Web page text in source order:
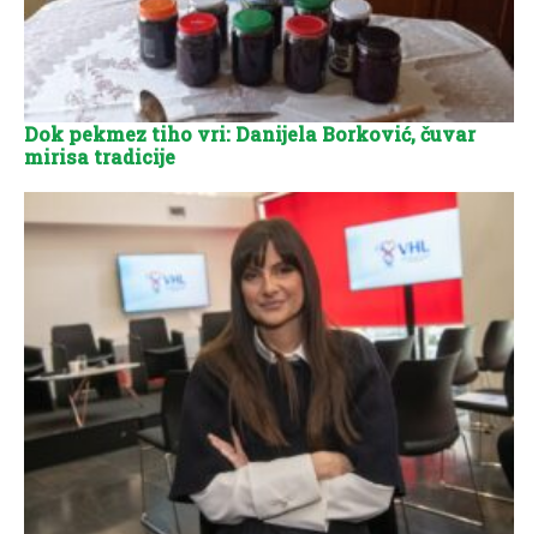
Dok pekmez tiho vri: Danijela Borković, čuvar
mirisa tradicije